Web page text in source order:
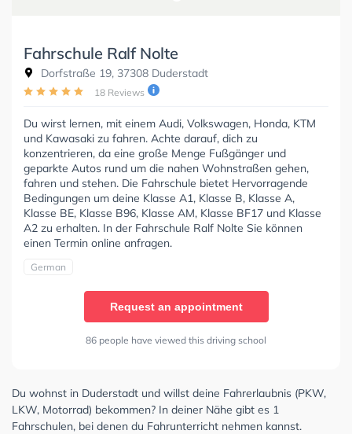
Fahrschule Ralf Nolte
Dorfstraße 19, 37308 Duderstadt
18 Reviews
Du wirst lernen, mit einem Audi, Volkswagen, Honda, KTM
und Kawasaki zu fahren. Achte darauf, dich zu
konzentrieren, da eine große Menge Fußgänger und
geparkte Autos rund um die nahen Wohnstraßen gehen,
fahren und stehen. Die Fahrschule bietet Hervorragende
Bedingungen um deine Klasse A1, Klasse B, Klasse A,
Klasse BE, Klasse B96, Klasse AM, Klasse BF17 und Klasse
A2 zu erhalten. In der Fahrschule Ralf Nolte Sie können
einen Termin online anfragen.
German
Request an appointment
86 people have viewed this driving school
Du wohnst in Duderstadt und willst deine Fahrerlaubnis (PKW,
LKW, Motorrad) bekommen? In deiner Nähe gibt es 1
Fahrschulen, bei denen du Fahrunterricht nehmen kannst.